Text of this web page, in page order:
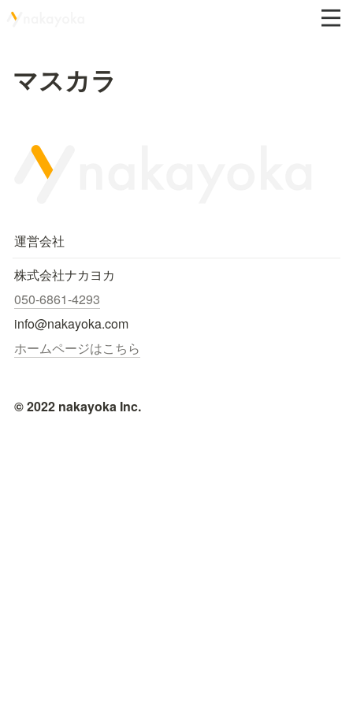
マスカラ
運営会社
株式会社ナカヨカ
050-6861-4293
info@nakayoka.com
ホームページはこちら
© 2022 nakayoka Inc.